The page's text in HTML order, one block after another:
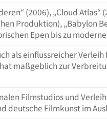
(2006), „Cloud Atlas“
Produktion), „Babylon
Epen bis zu
als einflussreicher
maßgeblich zur
Filmstudios und
deutsche Filmkunst im